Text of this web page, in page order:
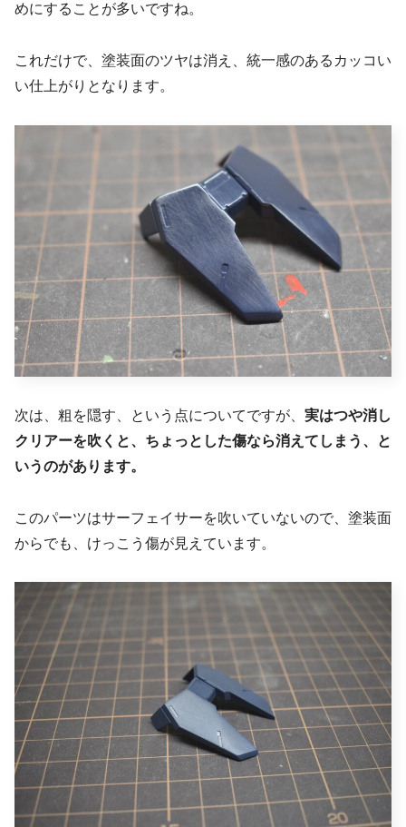
めにすることが多いですね。
これだけで、塗装面のツヤは消え、統一感のあるカッコい
い仕上がりとなります。
次は、粗を隠す、という点についてですが、 実はつや消し
クリアーを吹くと、ちょっとした傷なら消えてしまう、と
いうのがあります。
このパーツはサーフェイサーを吹いていないので、塗装面
からでも、けっこう傷が見えています。